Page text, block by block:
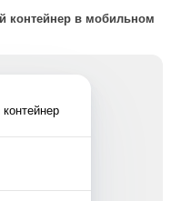
контейнер в мобильном